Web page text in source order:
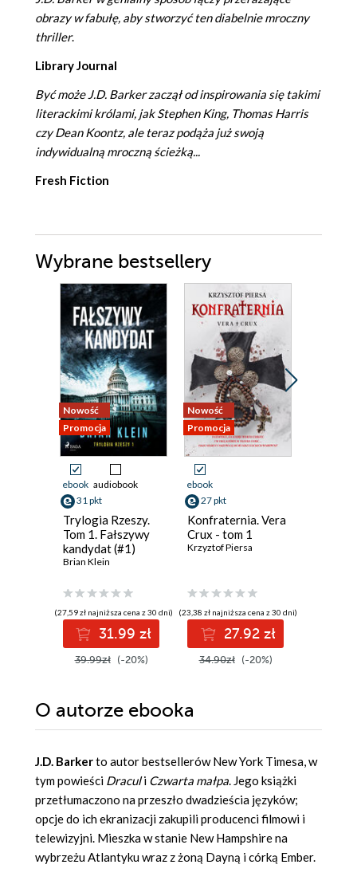
obrazy w fabułę, aby stworzyć ten diabelnie mroczny
thriller.
Library Journal
Być może J.D. Barker zaczął od inspirowania się takimi
literackimi królami, jak Stephen King, Thomas Harris
czy Dean Koontz, ale teraz podąża już swoją
indywidualną mroczną ścieżką...
Fresh Fiction
Wybrane bestsellery
Nowość
Promocja
ebook audiobook
31 pkt
Trylogia Rzeszy.
Tom 1. Fałszywy
kandydat (#1)
Brian Klein
(27,59 zł najniższa cena z 30 dni)
31.99 zł
39.99zł (-20%)
Nowość
Promocja
ebook
27 pkt
Konfraternia. Vera
Crux - tom 1
Krzyztof Piersa
(23,38 zł najniższa cena z 30 dni)
27.92 zł
34.90zł (-20%)
O autorze ebooka
J.D. Barkerto autor bestsellerów New York Timesa, w
tym powieści Draculi Czwarta małpa. Jego książki
przetłumaczono na przeszło dwadzieścia języków;
opcje do ich ekranizacji zakupili producenci filmowi i
telewizyjni. Mieszka w stanie New Hampshire na
wybrzeżu Atlantyku wraz z żoną Dayną i córką Ember.